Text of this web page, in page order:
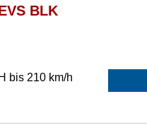
BLK
bis 210 km/h